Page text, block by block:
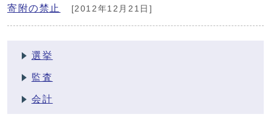
寄附の禁止 [2012年12月21日]
選挙
監査
会計